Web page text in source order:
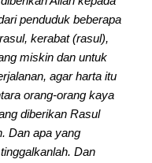
penduduk beberapa
kerabat (rasul),
miskin dan untuk
agar harta itu
orang-orang kaya
diberikan Rasul
Dan apa yang
Dan